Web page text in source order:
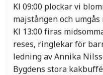
Kl 09:00 plockar vi
majstången och
Kl 13:00 firas
reses, ringlekar för
ledning av Annika
Bygdens stora